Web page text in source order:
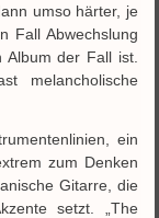
umso härter, je
Fall Abwechslung
der Fall ist.
melancholische
ein
zum Denken
Gitarre, die
setzt. „The